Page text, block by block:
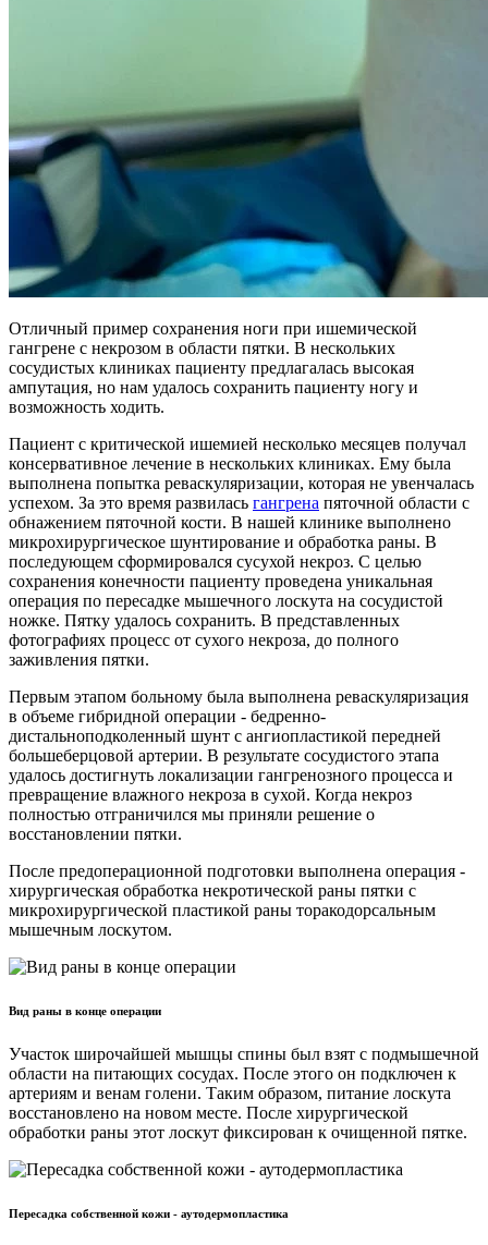
Отличный пример сохранения ноги при ишемической
гангрене с некрозом в области пятки. В нескольких
сосудистых клиниках пациенту предлагалась высокая
ампутация, но нам удалось сохранить пациенту ногу и
возможность ходить.
Пациент с критической ишемией несколько месяцев получал
консервативное лечение в нескольких клиниках. Ему была
выполнена попытка реваскуляризации, которая не увенчалась
успехом. За это время развилась гангрена пяточной области с
обнажением пяточной кости. В нашей клинике выполнено
микрохирургическое шунтирование и обработка раны. В
последующем сформировался сусухой некроз. С целью
сохранения конечности пациенту проведена уникальная
операция по пересадке мышечного лоскута на сосудистой
ножке. Пятку удалось сохранить. В представленных
фотографиях процесс от сухого некроза, до полного
заживления пятки.
Первым этапом больному была выполнена реваскуляризация
в объеме гибридной операции - бедренно-
дистальноподколенный шунт с ангиопластикой передней
большеберцовой артерии. В результате сосудистого этапа
удалось достигнуть локализации гангренозного процесса и
превращение влажного некроза в сухой. Когда некроз
полностью отграничился мы приняли решение о
восстановлении пятки.
После предоперационной подготовки выполнена операция -
хирургическая обработка некротической раны пятки с
микрохирургической пластикой раны торакодорсальным
мышечным лоскутом.
Вид раны в конце операции
Участок широчайшей мышцы спины был взят с подмышечной
области на питающих сосудах. После этого он подключен к
артериям и венам голени. Таким образом, питание лоскута
восстановлено на новом месте. После хирургической
обработки раны этот лоскут фиксирован к очищенной пятке.
Пересадка собственной кожи - аутодермопластика